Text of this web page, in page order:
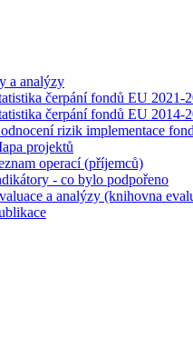
a analýzy
čerpání fondů EU 2021-
čerpání fondů EU 2014-
rizik implementace
projektů
operací (příjemců)
- co bylo podpořeno
a analýzy (knihovna